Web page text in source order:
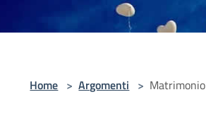
Home > Argomenti > Matrimonio